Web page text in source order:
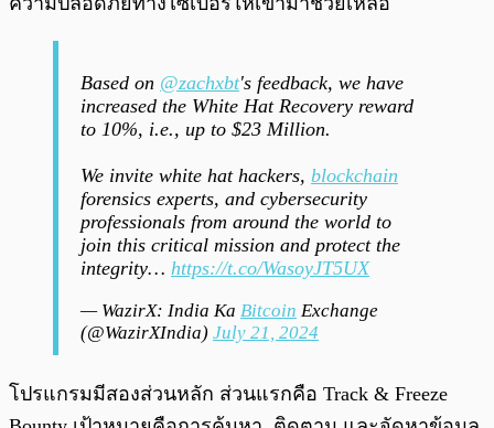
Based on @zachxbt's feedback, we have
increased the White Hat Recovery reward
to 10%, i.e., up to $23 Million.
We invite white hat hackers, blockchain
forensics experts, and cybersecurity
professionals from around the world to
join this critical mission and protect the
integrity… https://t.co/WasoyJT5UX
— WazirX: India Ka Bitcoin Exchange
(@WazirXIndia) July 21, 2024
โปรแกรมมีสองส่วนหลัก ส่วนแรกคือ Track & Freeze